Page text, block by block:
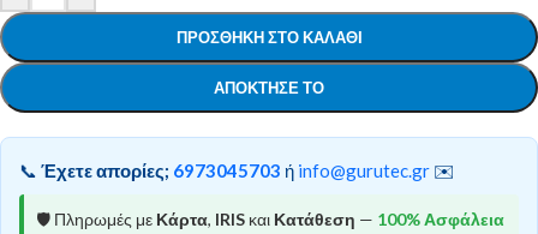
ΠΡΟΣΘΉΚΗ ΣΤΟ ΚΑΛΆΘΙ
ΑΠΌΚΤΗΣΕ ΤΟ
📞 Έχετε απορίες; 6973045703 ή info@gurutec.gr ✉️
🛡️ Πληρωμές με Κάρτα, IRIS και Κατάθεση — 100% Ασφάλεια